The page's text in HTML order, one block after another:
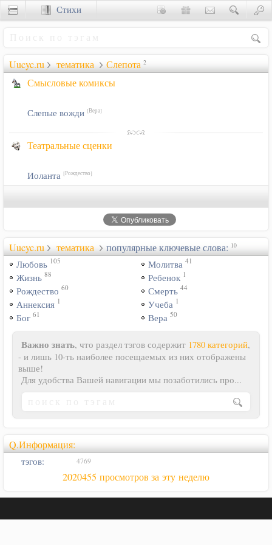
Uucyc.ru тематика Слепота 2
Смысловые комиксы
Слепые вожди [Вера]
Театральные сценки
Иоланта [Рождество]
Uucyc.ru тематика популярные ключевые слова: 10
Любовь 105
Жизнь 88
Рождество 60
Аннексия 1
Бог 61
Молитва 41
Ребенок 1
Смерть 44
Учеба 1
Вера 50
Важно знать, что раздел тэгов содержит 1780 категорий,
- и лишь 10-ть наиболее посещаемых из них отображены
выше!
Для удобства Вашей навигации мы позаботились про...
Q.Информация:
тэгов: 4769
2020455 просмотров за эту неделю
Стихи